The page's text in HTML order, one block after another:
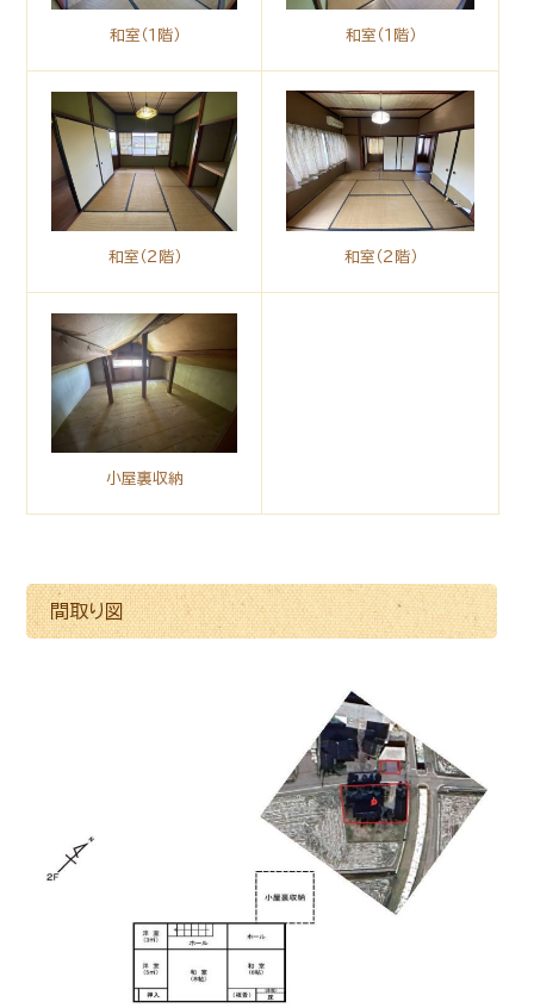
和室（１階） 和室（１階）
和室（２階） 和室（２階）
小屋裏収納
間取り図